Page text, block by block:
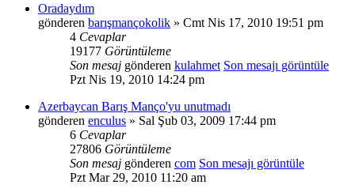
Oradaydım
gönderen barışmançokolik » Cmt Nis 17, 2010 19:51 pm
4 Cevaplar
19177 Görüntüleme
Son mesaj gönderen kulahmet Son mesajı görüntüle
Pzt Nis 19, 2010 14:24 pm
Azerbaycan Barış Manço'yu unutmadı
gönderen enculus » Sal Şub 03, 2009 17:44 pm
6 Cevaplar
27806 Görüntüleme
Son mesaj gönderen com Son mesajı görüntüle
Pzt Mar 29, 2010 11:20 am